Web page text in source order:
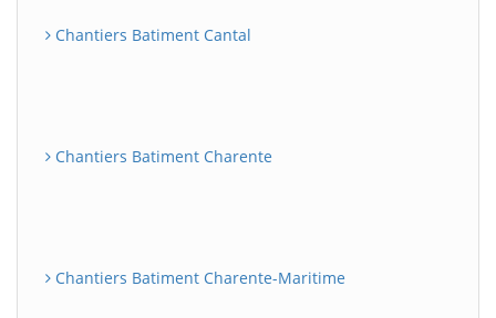
Chantiers Batiment Cantal
Chantiers Batiment Charente
Chantiers Batiment Charente-Maritime